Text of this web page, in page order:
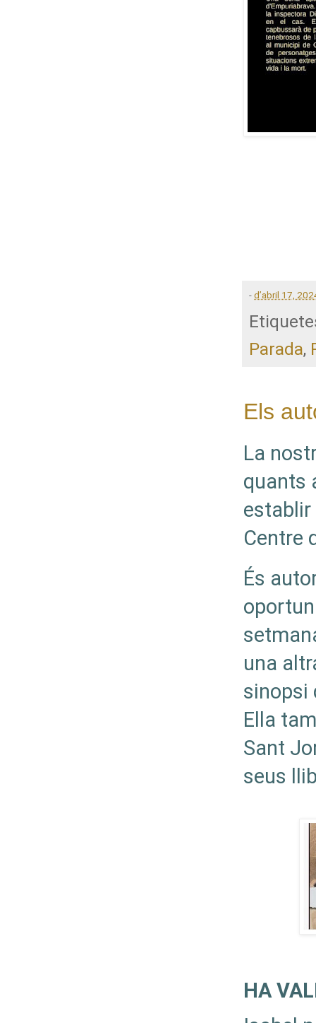
-d’abril 17,
Parada,
Els
La
quants
establir
Centre
És
una
sinopsi
Ella
Sant
seus
HA